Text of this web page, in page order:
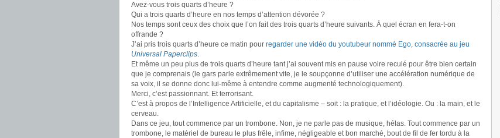
Avez-vous trois quarts d’heure ?
Qui a trois quarts d’heure en nos temps d’attention dévorée ?
Nos temps sont ceux des choix que l’on fait des trois quarts d’heure suivants. À quel écran en fera-t-on
offrande ?
J’ai pris trois quarts d’heure ce matin pour regarder une vidéo du youtubeur nommé Ego, consacrée au jeu
Universal Paperclips.
Et même un peu plus de trois quarts d’heure tant j’ai souvent mis en pause voire reculé pour être bien certain
que je comprenais (le gars parle extrêmement vite, je le soupçonne d’utiliser une accélération numérique de
sa voix, il se donne donc lui-même à entendre comme augmenté technologiquement).
Merci, c’est passionnant. Et terrorisant.
C’est à propos de l’Intelligence Artificielle, et du capitalisme – soit : la pratique, et l’idéologie. Ou : la main, et le
cerveau.
Dans ce jeu, tout commence par un trombone. Non, je ne parle pas de musique, hélas. Tout commence par un
trombone, le matériel de bureau le plus frêle, infime, négligeable et bon marché, bout de fil de fer tordu à la